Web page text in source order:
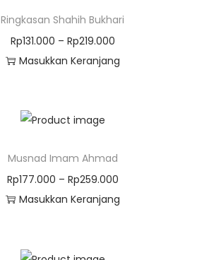
Ringkasan Shahih Bukhari
Rp131.000 – Rp219.000
Masukkan Keranjang
Musnad Imam Ahmad
Rp177.000 – Rp259.000
Masukkan Keranjang